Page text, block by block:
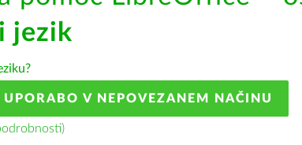
jezik
UPORABO V NEPOVEZANEM NAČINU
)